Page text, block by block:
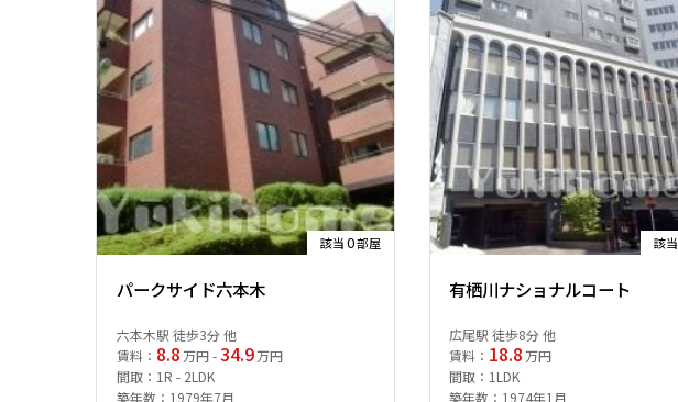
該当0部屋
パークサイド六本木
六本木駅 徒歩3分 他
賃料： 8.8 万円 -34.9 万円
間取：1R - 2LDK
築年数：1979年7月
該当
有栖川ナショナルコート
広尾駅 徒歩8分 他
賃料： 18.8 万円
間取：1LDK
築年数：1974年1月